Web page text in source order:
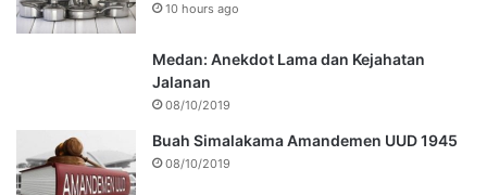
10 hours ago
Medan: Anekdot Lama dan Kejahatan
Jalanan
08/10/2019
Buah Simalakama Amandemen UUD 1945
08/10/2019